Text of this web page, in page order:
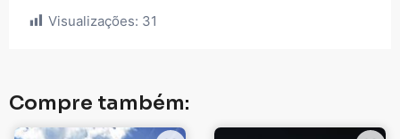
Visualizações: 31
Compre também: